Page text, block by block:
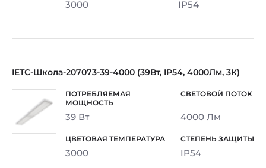
3000 IP54
IETC-Школа-207073-39-4000 (39Вт, IP54, 4000Лм, 3К)
39 Вт 4000 Лм
3000 IP54